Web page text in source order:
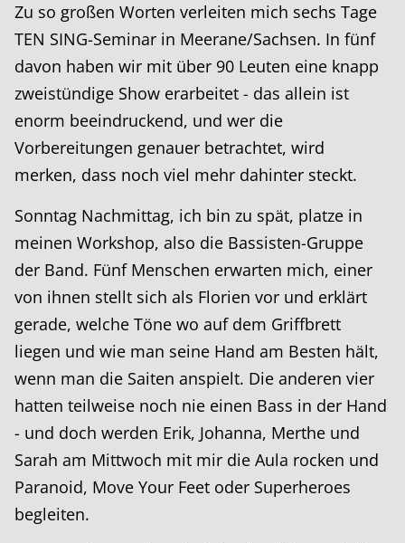
Zu so großen Worten verleiten mich sechs Tage
TEN SING-Seminar in Meerane/Sachsen. In fünf
davon haben wir mit über 90 Leuten eine knapp
zweistündige Show erarbeitet - das allein ist
enorm beeindruckend, und wer die
Vorbereitungen genauer betrachtet, wird
merken, dass noch viel mehr dahinter steckt.
Sonntag Nachmittag, ich bin zu spät, platze in
meinen Workshop, also die Bassisten-Gruppe
der Band. Fünf Menschen erwarten mich, einer
von ihnen stellt sich als Florien vor und erklärt
gerade, welche Töne wo auf dem Griffbrett
liegen und wie man seine Hand am Besten hält,
wenn man die Saiten anspielt. Die anderen vier
hatten teilweise noch nie einen Bass in der Hand
- und doch werden Erik, Johanna, Merthe und
Sarah am Mittwoch mit mir die Aula rocken und
Paranoid, Move Your Feet oder Superheroes
begleiten.